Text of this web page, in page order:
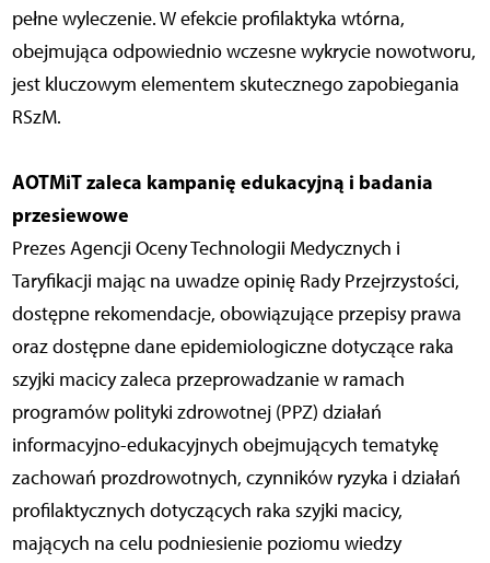
pełne wyleczenie. W efekcie profilaktyka wtórna,
obejmująca odpowiednio wczesne wykrycie nowotworu,
jest kluczowym elementem skutecznego zapobiegania
RSzM.
AOTMiT zaleca kampanię edukacyjną i badania
przesiewowe
Prezes Agencji Oceny Technologii Medycznych i
Taryfikacji mając na uwadze opinię Rady Przejrzystości,
dostępne rekomendacje, obowiązujące przepisy prawa
oraz dostępne dane epidemiologiczne dotyczące raka
szyjki macicy zaleca przeprowadzanie w ramach
programów polityki zdrowotnej (PPZ) działań
informacyjno-edukacyjnych obejmujących tematykę
zachowań prozdrowotnych, czynników ryzyka i działań
profilaktycznych dotyczących raka szyjki macicy,
mających na celu podniesienie poziomu wiedzy